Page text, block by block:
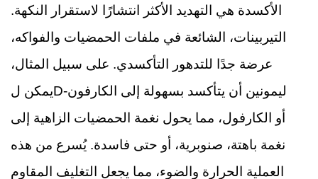
الأكسدة هي التهديد الأكثر انتشارًا لاستقرار النكهة.
التيربينات، الشائعة في ملفات الحمضيات والفواكه،
عرضة جدًا للتدهور التأكسدي. على سبيل المثال،
يمكن لD-ليمونين أن يتأكسد بسهولة إلى الكارفون
أو الكارفول، مما يحول نغمة الحمضيات الزاهية إلى
نغمة باهتة، صنوبرية، أو حتى فاسدة. يُسرع من هذه
العملية الحرارة والضوء، مما يجعل التغليف المقاوم